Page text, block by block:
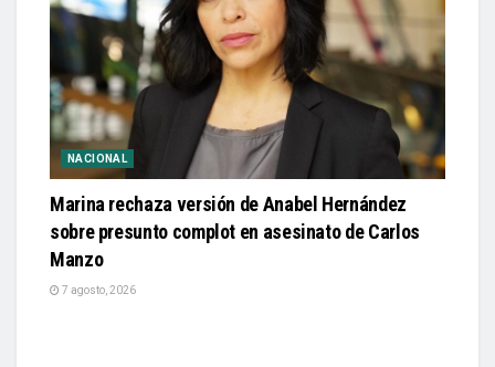
NACIONAL
Marina rechaza versión de Anabel Hernández
sobre presunto complot en asesinato de Carlos
Manzo
7 agosto, 2026